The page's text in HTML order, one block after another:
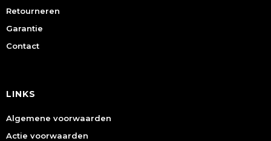
Retourneren
Garantie
Contact
LINKS
Algemene voorwaarden
Actie voorwaarden